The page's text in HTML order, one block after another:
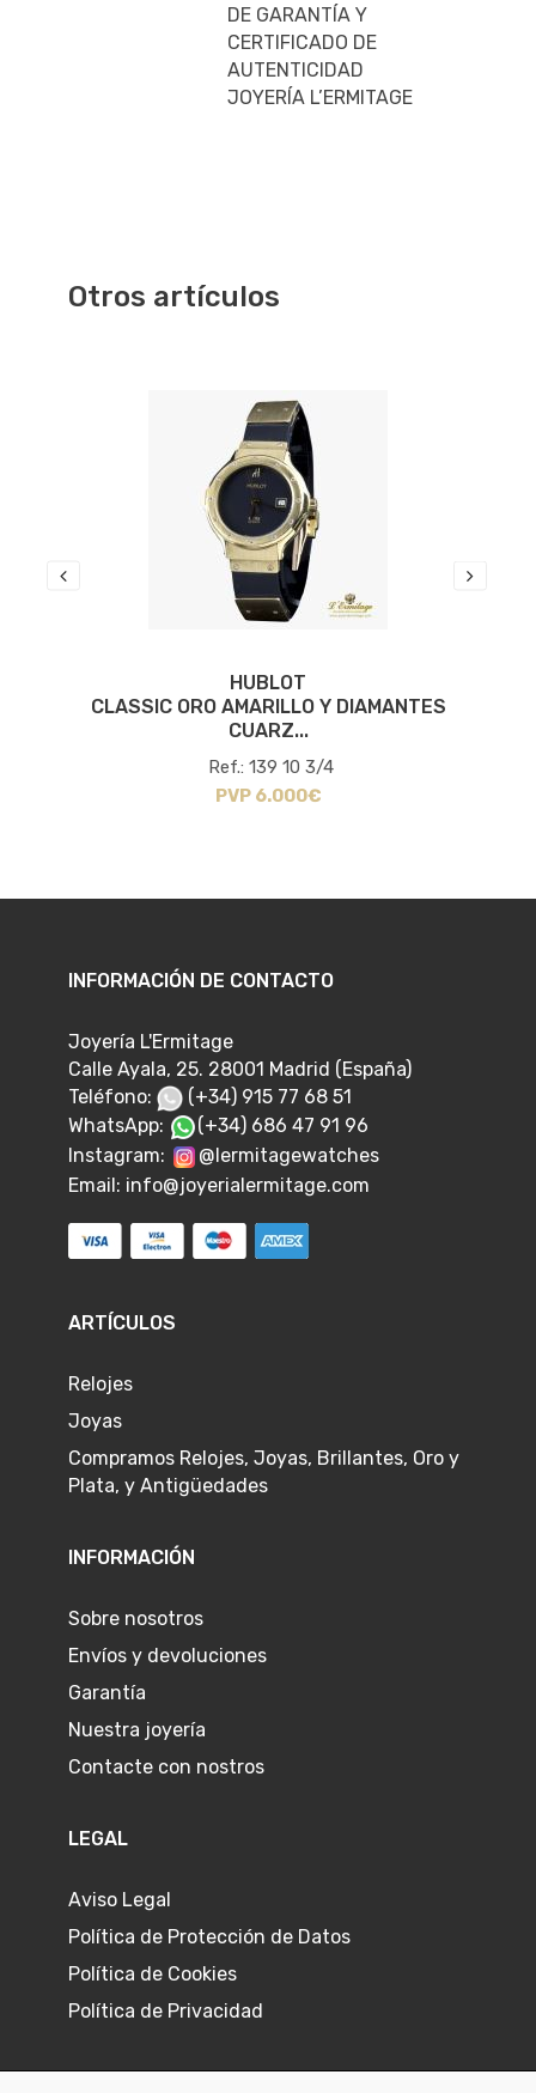
DE GARANTÍA Y
CERTIFICADO DE
AUTENTICIDAD
JOYERÍA L’ERMITAGE
Otros artículos
HUBLOT
CLASSIC ORO AMARILLO Y DIAMANTES
CUARZ...
Ref.: 139 10 3/4
PVP 6.000€
INFORMACIÓN DE CONTACTO
Joyería L'Ermitage
Calle Ayala, 25. 28001 Madrid (España)
Teléfono:
(+34) 915 77 68 51
WhatsApp:
(+34) 686 47 91 96
Instagram:
@lermitagewatches
Email: info@joyerialermitage.com
ARTÍCULOS
Relojes
Joyas
Compramos Relojes, Joyas, Brillantes, Oro y
Plata, y Antigüedades
INFORMACIÓN
Sobre nosotros
Envíos y devoluciones
Garantía
Nuestra joyería
Contacte con nostros
LEGAL
Aviso Legal
Política de Protección de Datos
Política de Cookies
Política de Privacidad